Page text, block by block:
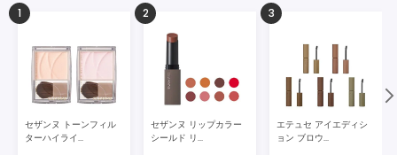
1
セザンヌ トーンフィル
ターハイライ...
2
セザンヌ リップカラー
シールド リ...
3
エテュセ アイエディシ
ョン ブロウ...